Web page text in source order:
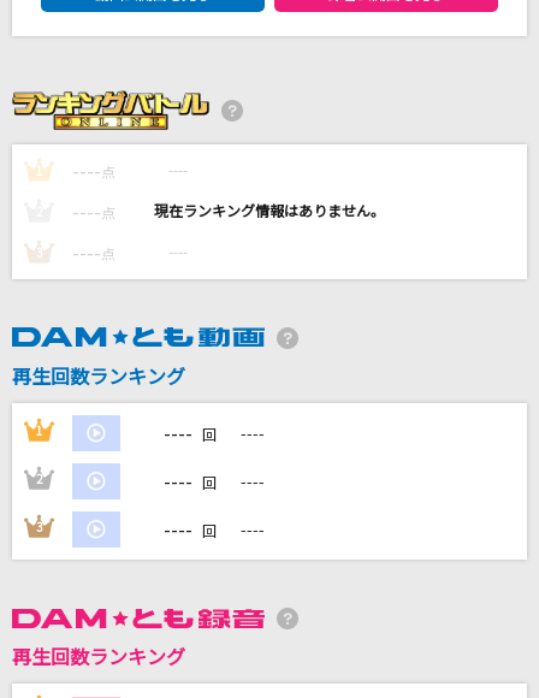
ハチ feat.初音ミク・GUMI
[生音]水に咲く花・支笏湖へ
僕の贈りもの
ヤングスキニー
カラオケ最新情報をチェック！
1 ---- 点 ----
---- 点 ----
3 ---- 点 ----
再生回数ランキング
1 ---- 回 ----
2 ---- 回 ----
3 ---- 回 ----
再生回数ランキング